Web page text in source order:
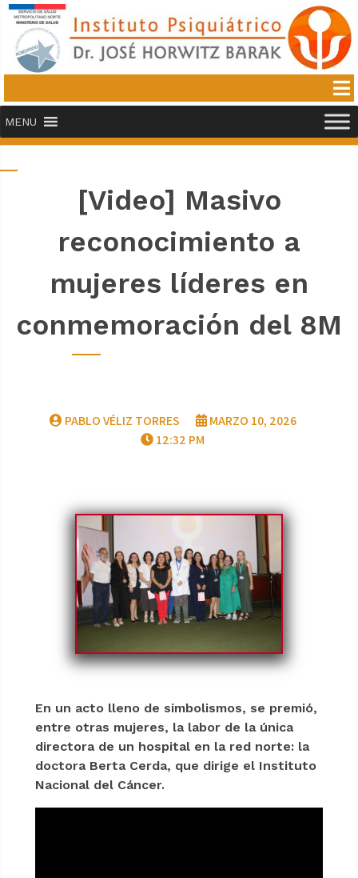
MENU
[Video] Masivo
reconocimiento a
mujeres líderes en
conmemoración del 8M
PABLO VÉLIZ TORRES
MARZO 10, 2026
12:32 PM
En un acto lleno de simbolismos, se premió,
entre otras mujeres, la labor de la única
directora de un hospital en la red norte: la
doctora Berta Cerda, que dirige el Instituto
Nacional del Cáncer.